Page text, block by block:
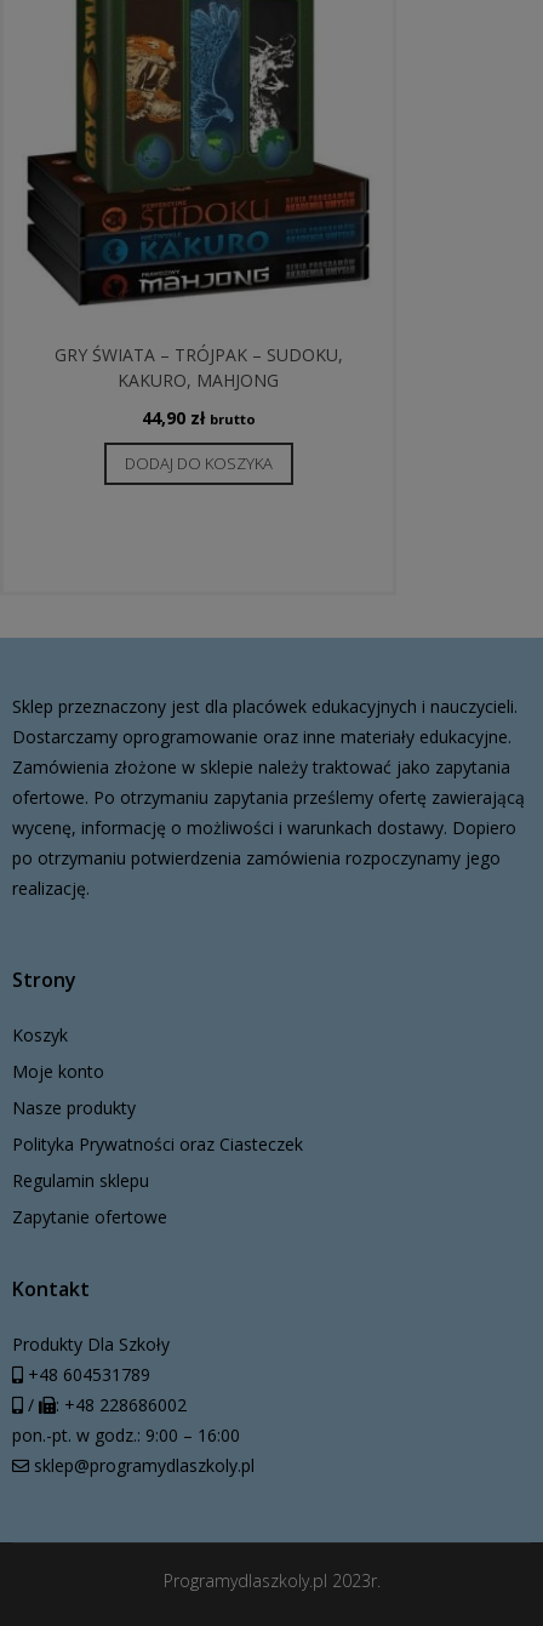
GRY ŚWIATA – TRÓJPAK – SUDOKU,
KAKURO, MAHJONG
44,90 zł brutto
DODAJ DO KOSZYKA
Sklep przeznaczony jest dla placówek edukacyjnych i nauczycieli.
Dostarczamy oprogramowanie oraz inne materiały edukacyjne.
Zamówienia złożone w sklepie należy traktować jako zapytania
ofertowe. Po otrzymaniu zapytania prześlemy ofertę zawierającą
wycenę, informację o możliwości i warunkach dostawy. Dopiero
po otrzymaniu potwierdzenia zamówienia rozpoczynamy jego
realizację.
Strony
Koszyk
Moje konto
Nasze produkty
Polityka Prywatności oraz Ciasteczek
Regulamin sklepu
Zapytanie ofertowe
Kontakt
Produkty Dla Szkoły
+48 604531789
/
: +48 228686002
pon.-pt. w godz.: 9:00 – 16:00
sklep@programydlaszkoly.pl
Programydlaszkoly.pl 2023r.